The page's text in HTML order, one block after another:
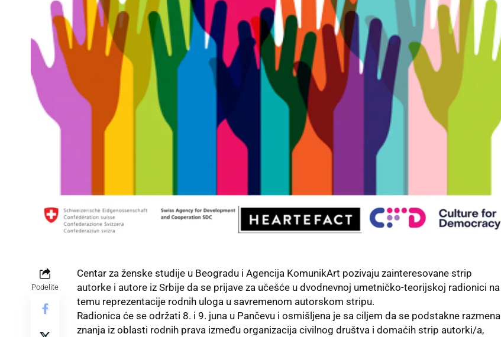
Podelite
Centar za ženske studije u Beogradu i Agencija KomunikArt pozivaju zainteresovane strip
autorke i autore iz Srbije da se prijave za učešće u dvodnevnoj umetničko-teorijskoj radionici na
temu reprezentacije rodnih uloga u savremenom autorskom stripu.
Radionica će se održati 8. i 9. juna u Pančevu i osmišljena je sa ciljem da se podstakne razmena
znanja iz oblasti rodnih prava između organizacija civilnog društva i domaćih strip autorki/a,